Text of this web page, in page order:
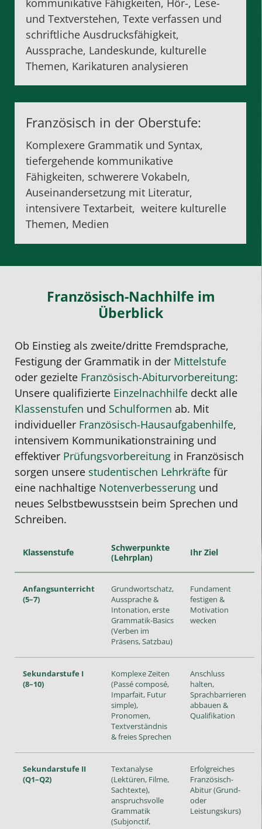
kommunikative Fähigkeiten, Hör-, Lese-
und Textverstehen, Texte verfassen und
schriftliche Ausdrucksfähigkeit,
Aussprache, Landeskunde, kulturelle
Themen, Karikaturen analysieren
Französisch in der Oberstufe:
Komplexere Grammatik und Syntax,
tiefergehende kommunikative
Fähigkeiten, schwerere Vokabeln,
Auseinandersetzung mit Literatur,
intensivere Textarbeit, weitere kulturelle
Themen, Medien
Französisch-Nachhilfe im
Überblick
Ob Einstieg als zweite/dritte Fremdsprache,
Festigung der Grammatik in der Mittelstufe
oder gezielte Französisch-Abiturvorbereitung:
Unsere qualifizierte Einzelnachhilfe deckt alle
Klassenstufen und Schulformen ab. Mit
individueller Französisch-Hausaufgabenhilfe,
intensivem Kommunikationstraining und
effektiver Prüfungsvorbereitung in Französisch
sorgen unsere studentischen Lehrkräfte für
eine nachhaltige Notenverbesserung und
neues Selbstbewusstsein beim Sprechen und
Schreiben.
Klassenstufe
Schwerpunkte
(Lehrplan)
Ihr Ziel
Anfangsunterricht
(5–7)
Grundwortschatz,
Aussprache &
Intonation, erste
Grammatik-Basics
(Verben im
Präsens, Satzbau)
Fundament
festigen &
Motivation
wecken
Sekundarstufe I
(8–10)
Komplexe Zeiten
(Passé composé,
Imparfait, Futur
simple),
Pronomen,
Textverständnis
& freies Sprechen
Anschluss
halten,
Sprachbarrieren
abbauen &
Qualifikation
Sekundarstufe II
(Q1–Q2)
Textanalyse
(Lektüren, Filme,
Sachtexte),
anspruchsvolle
Grammatik
(Subjonctif,
Erfolgreiches
Französisch-
Abitur (Grund-
oder
Leistungskurs)